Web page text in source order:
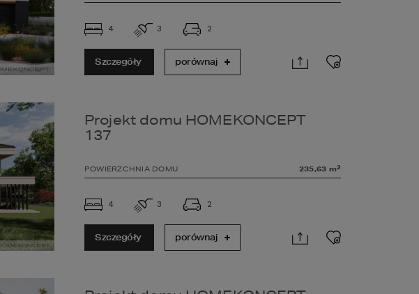
4 3 2
Szczegóły porównaj
Projekt domu HOMEKONCEPT
137
POWIERZCHNIA DOMU 235,63 m2
4 3 2
Szczegóły porównaj